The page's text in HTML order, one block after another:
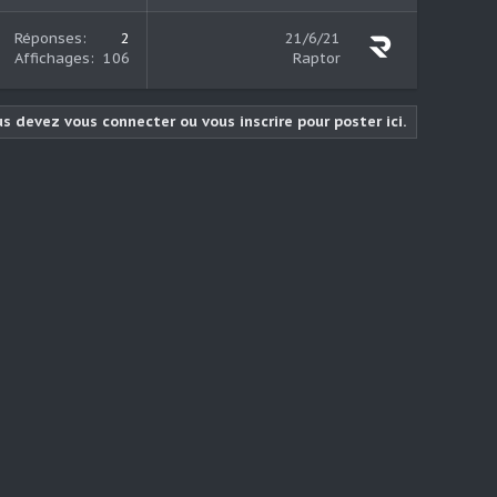
Réponses
2
Affichages
106
21/6/21
Raptor
devez vous connecter ou vous inscrire pour poster ici.